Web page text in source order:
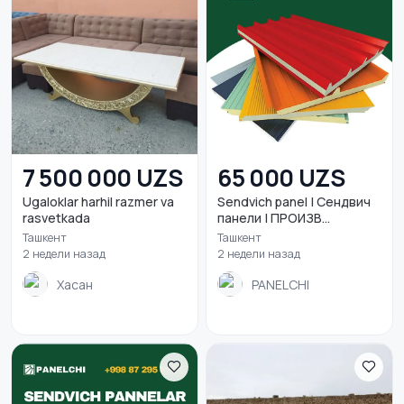
7 500 000 UZS
Ugaloklar harhil razmer va
rasvetkada
Ташкент
2 недели назад
Хасан
65 000 UZS
Sendvich panel | Сендвич
панели | ПРОИЗВ...
Ташкент
2 недели назад
PANELCHI